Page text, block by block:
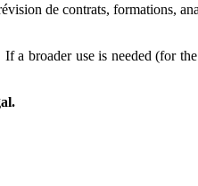
de contrats, formations,
a broader use is needed (for